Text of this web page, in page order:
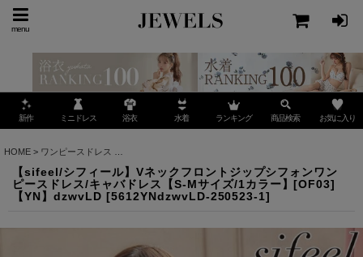
menu
新作 ミニドレス 浴衣 水着 ランキング 商品検索 お気に入り
HOME > ワンピースドレス
【sifeel/シフィール】Vネックフロントジップシフォンワン
ピースドレス/キャバドレス【S-Mサイズ/1カラー】[OF03]
【YN】dzwvLD [5612YNdzwvLD-250523-1]